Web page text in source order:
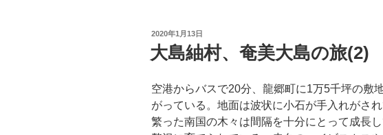
投
稿
日:
2020年1月13日
大島紬村、奄美大島の旅(2)
空港からバスで20分、龍郷町に1万5千坪の敷
がっている。地面は波状に小石が手入れがさ
繁った南国の木々は間隔を十分にとって成長